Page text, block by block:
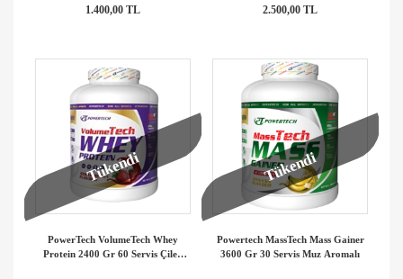
1.400,00 TL
2.500,00 TL
Tükendi
PowerTech VolumeTech Whey
Protein 2400 Gr 60 Servis Çilek
Tükendi
Powertech MassTech Mass Gainer
3600 Gr 30 Servis Muz Aromalı